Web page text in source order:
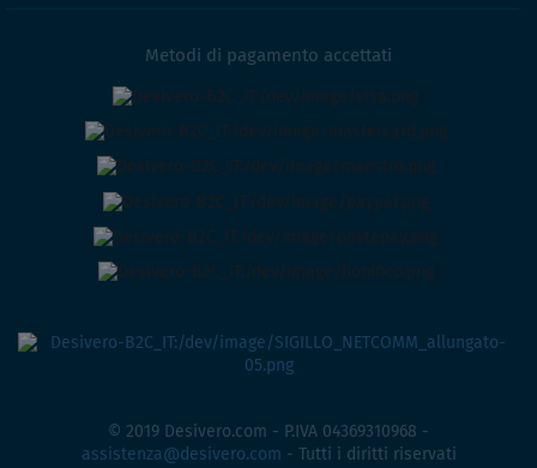
Metodi di pagamento accettati
© 2019 Desivero.com - P.IVA 04369310968 -
assistenza@desivero.com - Tutti i diritti riservati